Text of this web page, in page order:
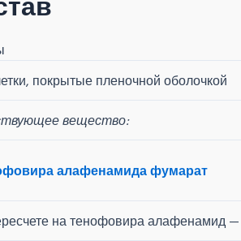
покрытые пленочной оболочкой
вещество:
алафенамида фумарат
на тенофовира алафенамид —